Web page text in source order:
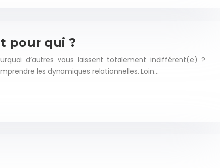
pour qui ?
d’autres vous laissent totalement indifférent(e) ?
les dynamiques relationnelles. Loin…